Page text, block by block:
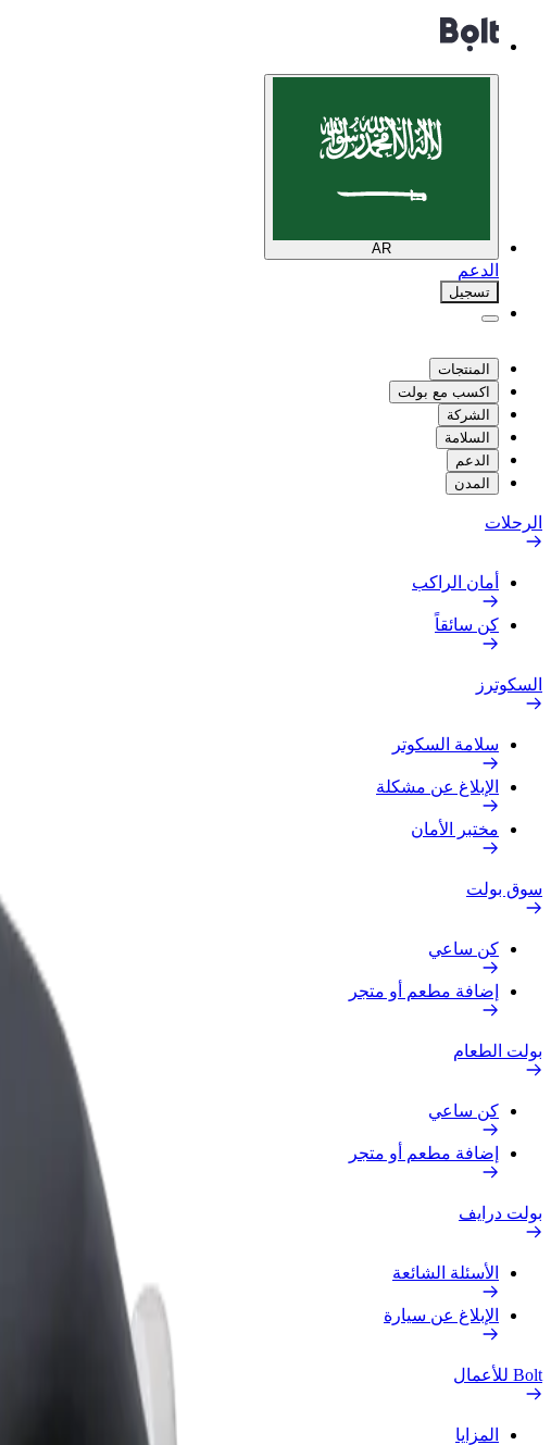
AR
الدعم
تسجيل
المنتجات
اكسب مع بولت
الشركة
السلامة
الدعم
المدن
الرحلات
أمان الراكب
كن سائقاً
السكوترز
سلامة السكوتر
الإبلاغ عن مشكلة
مختبر الأمان
سوق بولت
كن ساعي
إضافة مطعم أو متجر
بولت الطعام
كن ساعي
إضافة مطعم أو متجر
بولت درايف
الأسئلة الشائعة
الإبلاغ عن سيارة
Bolt للأعمال
المزايا